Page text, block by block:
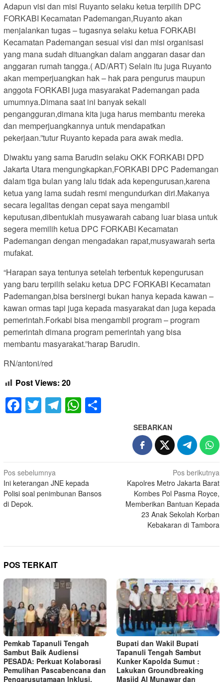
Adapun visi dan misi Ruyanto selaku ketua terpilih DPC
FORKABI Kecamatan Pademangan,Ruyanto akan
menjalankan tugas – tugasnya selaku ketua FORKABI
Kecamatan Pademangan sesuai visi dan misi organisasi
yang mana sudah dituangkan dalam anggaran dasar dan
anggaran rumah tangga.( AD/ART) Selain itu juga Ruyanto
akan memperjuangkan hak – hak para pengurus maupun
anggota FORKABI juga masyarakat Pademangan pada
umumnya.Dimana saat ini banyak sekali
pengangguran,dimana kita juga harus membantu mereka
dan memperjuangkannya untuk mendapatkan
pekerjaan.”tutur Ruyanto kepada para awak media.
Diwaktu yang sama Barudin selaku OKK FORKABI DPD
Jakarta Utara mengungkapkan,FORKABI DPC Pademangan
dalam tiga bulan yang lalu tidak ada kepengurusan,karena
ketua yang lama sudah resmi mengundurkan diri.Makanya
secara legalitas dengan cepat saya mengambil
keputusan,dibentuklah musyawarah cabang luar biasa untuk
segera memilih ketua DPC FORKABI Kecamatan
Pademangan dengan mengadakan rapat,musyawarah serta
mufakat.
“Harapan saya tentunya setelah terbentuk kepengurusan
yang baru terpilih selaku ketua DPC FORKABI Kecamatan
Pademangan,bisa bersinergi bukan hanya kepada kawan –
kawan ormas tapi juga kepada masyarakat dan juga kepada
pemerintah.Forkabi bisa mengambil program – program
pemerintah dimana program pemerintah yang bisa
membantu masyarakat.”harap Barudin.
RN/antoni/red
Post Views: 20
Facebook
Twitter
Telegram
WhatsApp
SEBARKAN
Navigasi
pos
Pos sebelumnya
Ini keterangan JNE kepada
Polisi soal penimbunan Bansos
di Depok.
Pos berikutnya
Kapolres Metro Jakarta Barat
Kombes Pol Pasma Royce,
Memberikan Bantuan Kepada
23 Anak Sekolah Korban
Kebakaran di Tambora
POS TERKAIT
Pemkab Tapanuli Tengah
Sambut Baik Audiensi
PESADA: Perkuat Kolaborasi
Pemulihan Pascabencana dan
Pengarusutamaan Inklusi.
Bupati dan Wakil Bupati
Tapanuli Tengah Sambut
Kunker Kapolda Sumut :
Lakukan Groundbreaking
Masjid Al Munawar dan